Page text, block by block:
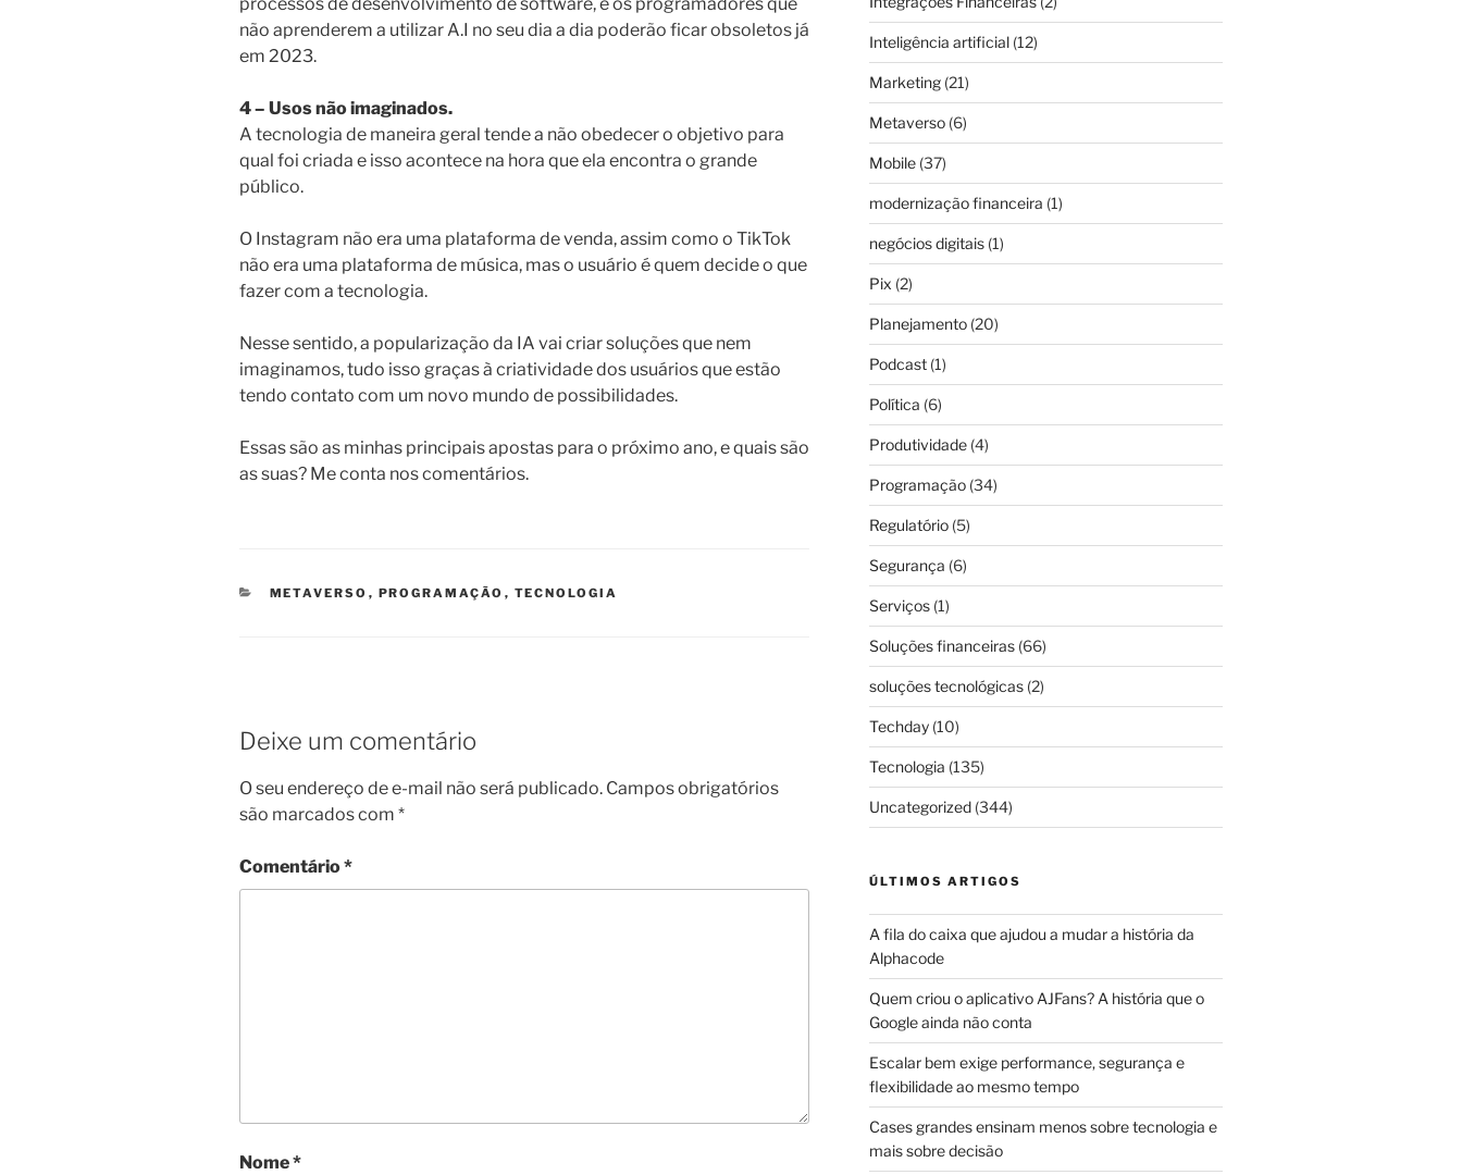
não aprenderem a utilizar A.I no seu dia a dia poderão ficar obsoletos já
em 2023.
4 – Usos não imaginados.
A tecnologia de maneira geral tende a não obedecer o objetivo para
qual foi criada e isso acontece na hora que ela encontra o grande
público.
O Instagram não era uma plataforma de venda, assim como o TikTok
não era uma plataforma de música, mas o usuário é quem decide o que
fazer com a tecnologia.
Nesse sentido, a popularização da IA vai criar soluções que nem
imaginamos, tudo isso graças à criatividade dos usuários que estão
tendo contato com um novo mundo de possibilidades.
Essas são as minhas principais apostas para o próximo ano, e quais são
as suas? Me conta nos comentários.
CATEGORIAS
METAVERSO , PROGRAMAÇÃO , TECNOLOGIA
Deixe um comentário
O seu endereço de e-mail não será publicado. Campos obrigatórios
são marcados com *
Comentário*
Nome*
Inteligência artificial(12)
Marketing(21)
Metaverso(6)
Mobile(37)
modernização financeira (1)
negócios digitais(1)
Pix (2)
Planejamento(20)
Podcast(1)
Política (6)
Produtividade(4)
Programação(34)
Regulatório(5)
Segurança (6)
Serviços(1)
Soluções financeiras(66)
soluções tecnológicas(2)
Techday(10)
Tecnologia (135)
Uncategorized(344)
ÚLTIMOS ARTIGOS
A fila do caixa que ajudou a mudar a história da
Alphacode
Quem criou o aplicativo AJFans? A história que o
Google ainda não conta
Escalar bem exige performance, segurança e
flexibilidade ao mesmo tempo
Cases grandes ensinam menos sobre tecnologia e
mais sobre decisão